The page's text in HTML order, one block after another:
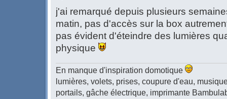
j'ai remarqué depuis plusieurs
matin, pas d'accès sur la box
pas évident d'éteindre des lumières
physique
En manque d'inspiration domotique
lumières, volets, prises, coupure d'eau,
portails, gâche électrique, imprimante